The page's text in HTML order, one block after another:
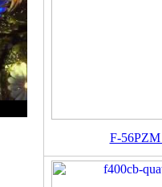
F-56PZM